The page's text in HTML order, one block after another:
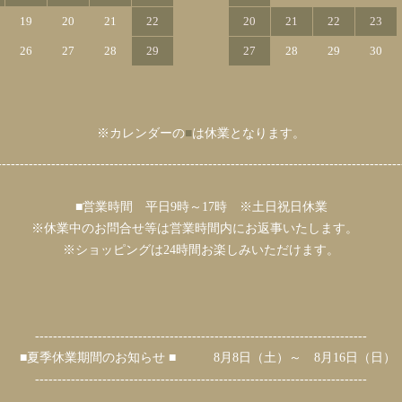
19 20 21 22
26 27 28 29
20 21 22 23
27 28 29 30
※カレンダーの■は休業となります。
■営業時間 平日9時～17時 ※土日祝日休業
※休業中のお問合せ等は営業時間内にお返事いたします。
※ショッピングは24時間お楽しみいただけます。
--------------------------------------------------------------------------
■夏季休業期間のお知らせ ■ 8月8日（土）～ 8月16日（日）
--------------------------------------------------------------------------